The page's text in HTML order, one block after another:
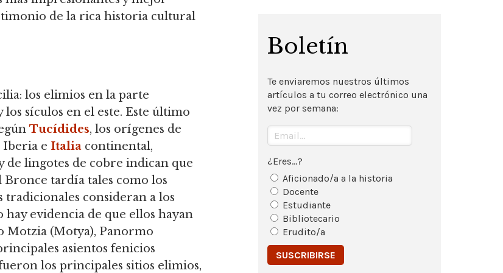
de la rica historia cultural
los elimios en la parte
sículos en el este. Este último
Tucídides, los orígenes de
Iberia e Italia continental,
de lingotes de cobre indican que
Bronce tardía tales como los
tradicionales consideran a los
evidencia de que ellos hayan
Motzia (Motya), Panormo
asientos fenicios
los principales sitios elimios,
Boletín
Te enviaremos nuestros últimos
artículos a tu correo electrónico una
vez por semana:
¿Eres...?
Aficionado/a a la historia
Docente
Estudiante
Bibliotecario
Erudito/a